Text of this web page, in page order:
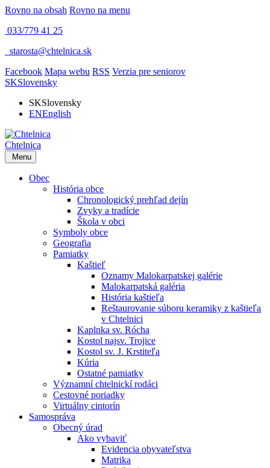
Rovno na obsah Rovno na menu
033/779 41 25
starosta@chtelnica.sk
Facebook Mapa webu RSS Verzia pre seniorov
SKSlovensky
SKSlovensky
ENEnglish
Chtelnica
Menu
Obec
História obce
Chronologický prehľad dejín
Zvyky a tradície
Škola v obci
Symboly obce
Geografia
Pamiatky
Kaštieľ
Oznamy Malokarpatskej galérie
Malokarpatská galéria
História kaštieľa
Reštaurovanie súboru keramiky z kaštieľa
v Chtelnici
Kaplnka sv. Rócha
Kostol najsv. Trojice
Kostol sv. J. Krstiteľa
Kúria
Ostatné pamiatky
Významní chtelnickí rodáci
Cestovné poriadky
Virtuálny cintorín
Samospráva
Obecný úrad
Ako vybaviť
Evidencia obyvateľstva
Matrika